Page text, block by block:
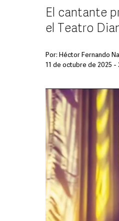
El cantante
el Teatro
Por: Héctor Fernando
11 de octubre de 2025 -